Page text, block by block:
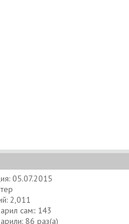
05.07.2015
2,011
сам:: 143
86 раз(а)